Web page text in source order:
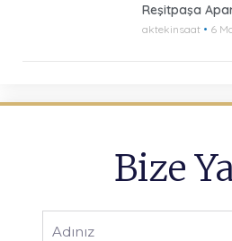
Reşitpaşa
aktekinsaat 6
Bize